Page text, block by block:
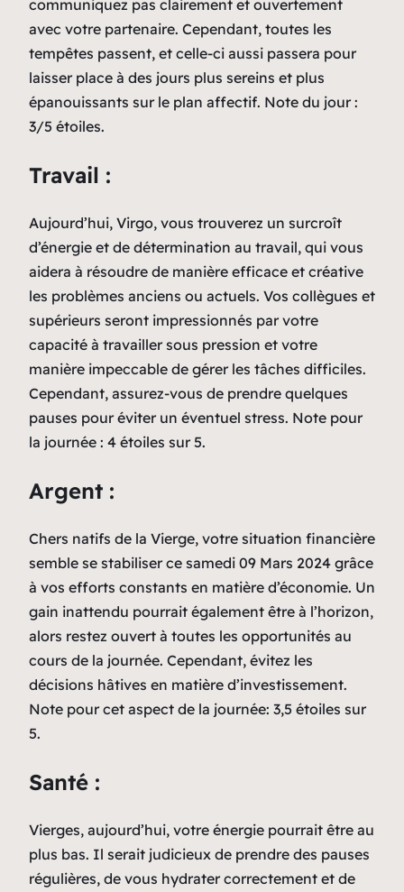
communiquez pas clairement et ouvertement
avec votre partenaire. Cependant, toutes les
tempêtes passent, et celle-ci aussi passera pour
laisser place à des jours plus sereins et plus
épanouissants sur le plan affectif. Note du jour :
3/5 étoiles.
Travail :
Aujourd’hui, Virgo, vous trouverez un surcroît
d’énergie et de détermination au travail, qui vous
aidera à résoudre de manière efficace et créative
les problèmes anciens ou actuels. Vos collègues et
supérieurs seront impressionnés par votre
capacité à travailler sous pression et votre
manière impeccable de gérer les tâches difficiles.
Cependant, assurez-vous de prendre quelques
pauses pour éviter un éventuel stress. Note pour
la journée : 4 étoiles sur 5.
Argent :
Chers natifs de la Vierge, votre situation financière
semble se stabiliser ce samedi 09 Mars 2024 grâce
à vos efforts constants en matière d’économie. Un
gain inattendu pourrait également être à l’horizon,
alors restez ouvert à toutes les opportunités au
cours de la journée. Cependant, évitez les
décisions hâtives en matière d’investissement.
Note pour cet aspect de la journée: 3,5 étoiles sur
5.
Santé :
Vierges, aujourd’hui, votre énergie pourrait être au
plus bas. Il serait judicieux de prendre des pauses
régulières, de vous hydrater correctement et de